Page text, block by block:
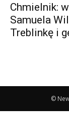
Chmielnik:
Samuela
Treblinkę i
©